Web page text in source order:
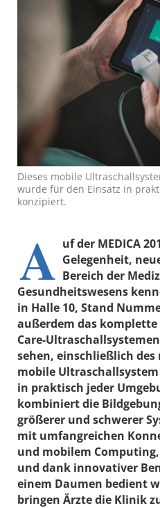
Dieses mobile
wurde für den Einsatz in
konzipiert.
A uf der MEDICA
Gelegenheit,
Bereich der
Gesundheitswesens
in Halle 10, Stand
außerdem das
Care-
sehen, einschließlich des
mobile
in praktisch jeder
kombiniert die
größerer und schwerer
mit umfangreichen
und mobilem
und dank innovativer
einem Daumen bedient
bringen Ärzte die Klinik